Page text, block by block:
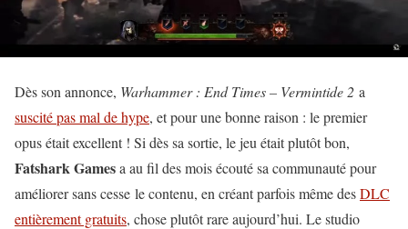
Dès son annonce, Warhammer : End Times – Vermintide 2 a
suscité pas mal de hype, et pour une bonne raison : le premier
opus était excellent ! Si dès sa sortie, le jeu était plutôt bon,
Fatshark Gamesa au fil des mois écouté sa communauté pour
améliorer sans cesse le contenu, en créant parfois même desDLC
entièrement gratuits, chose plutôt rare aujourd’hui. Le studio